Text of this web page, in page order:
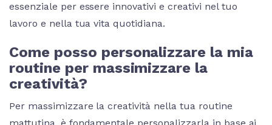
essenziale per essere innovativi e creativi nel tuo
lavoro e nella tua vita quotidiana.
Come posso personalizzare la mia
routine per massimizzare la
creatività?
Per massimizzare la creatività nella tua routine